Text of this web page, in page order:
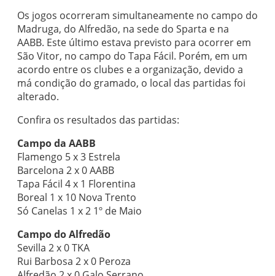
Os jogos ocorreram simultaneamente no campo do
Madruga, do Alfredão, na sede do Sparta e na
AABB. Este último estava previsto para ocorrer em
São Vitor, no campo do Tapa Fácil. Porém, em um
acordo entre os clubes e a organização, devido a
má condição do gramado, o local das partidas foi
alterado.
Confira os resultados das partidas:
Campo da AABB
Flamengo 5 x 3 Estrela
Barcelona 2 x 0 AABB
Tapa Fácil 4 x 1 Florentina
Boreal 1 x 10 Nova Trento
Só Canelas 1 x 2 1º de Maio
Campo do Alfredão
Sevilla 2 x 0 TKA
Rui Barbosa 2 x 0 Peroza